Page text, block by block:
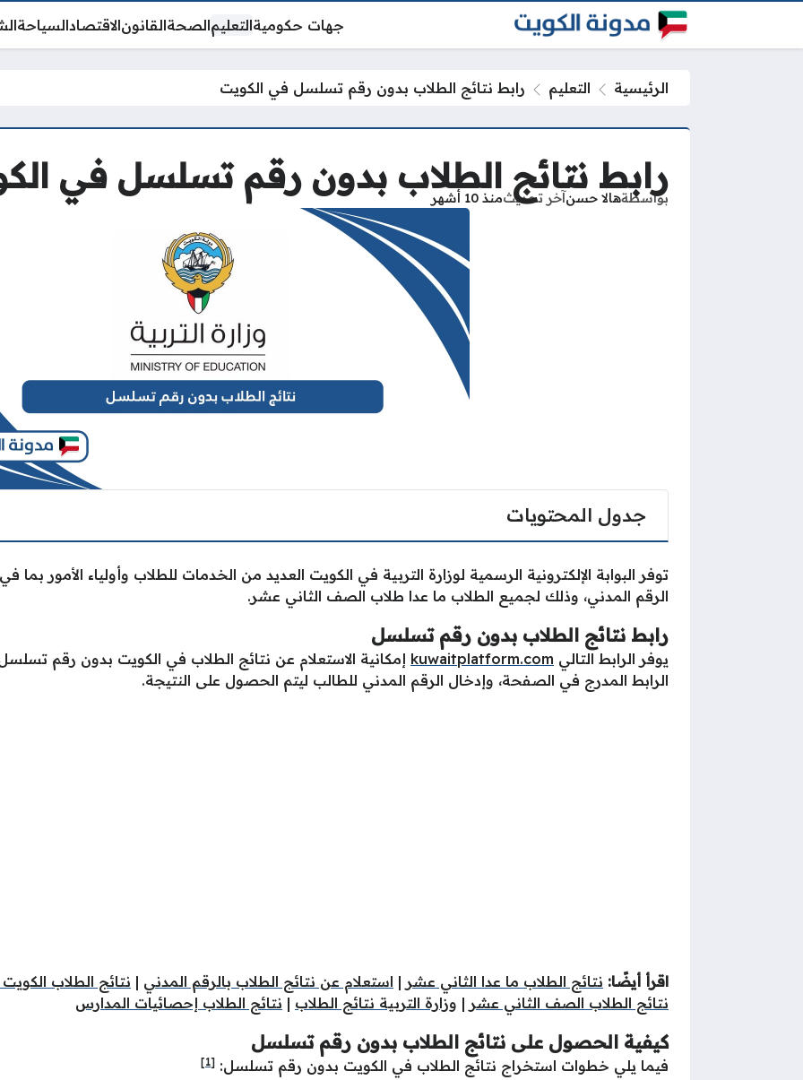
جهات حكوميةالتعليمالصحةالقانونالاقتصادالسياحة
الرئيسية التعليم رابط نتائج الطلاب بدون رقم تسلسل في الكويت
رابط نتائج الطلاب بدون رقم تسلسل في
بواسطةهالا حسنآخر تحديثمنذ 10 أشهر
جدول المحتويات
توفر البوابة الإلكترونية الرسمية لوزارة التربية في الكويت العديد من الخدمات للطلاب وأولياء الأمور
الرقم المدني، وذلك لجميع الطلاب ما عدا طلاب الصف الثاني عشر.
رابط نتائج الطلاب بدون رقم تسلسل
يوفر الرابط التالي kuwaitplatform.com إمكانية الاستعلام عن نتائج الطلاب في الكويت بدون رقم
الرابط المدرج في الصفحة، وإدخال الرقم المدني للطالب ليتم الحصول على النتيجة.
اقرأ أيضًا: نتائج الطلاب ما عدا الثاني عشر | استعلام عن نتائج الطلاب بالرقم المدني | نتائج الطلاب
نتائج الطلاب الصف الثاني عشر | وزارة التربية نتائج الطلاب | نتائج الطلاب إحصائيات المدارس
كيفية الحصول على نتائج الطلاب بدون رقم تسلسل
فيما يلي خطوات استخراج نتائج الطلاب في الكويت بدون رقم تسلسل: [1]